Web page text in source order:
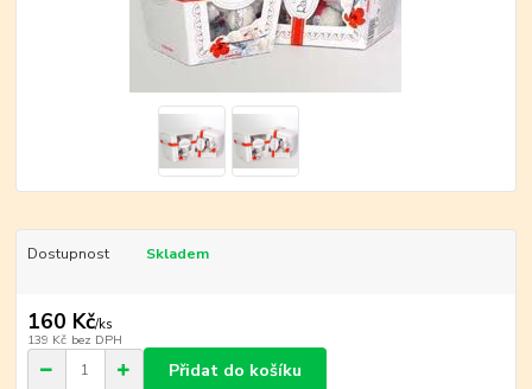
Dostupnost Skladem
160 Kč/ks
139 Kč bez DPH
Přidat do košíku